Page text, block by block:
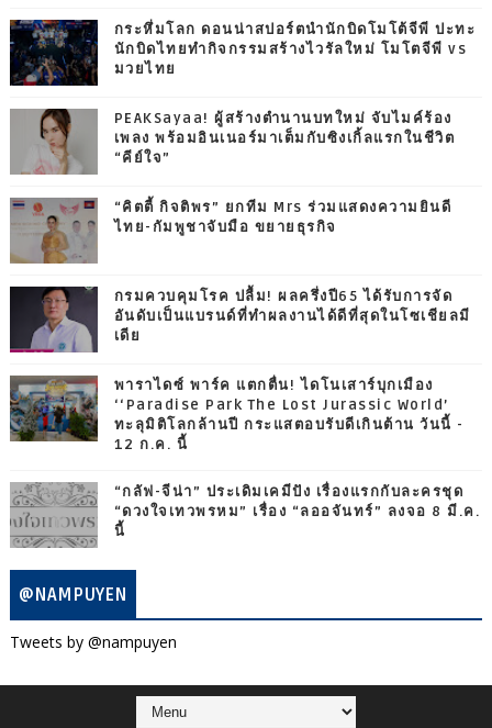
กระหึ่มโลก ดอนน่าสปอร์ตนำนักบิดโมโต้จีพี ปะทะ
นักบิดไทยทำกิจกรรมสร้างไวรัลใหม่ โมโตจีพี vs
มวยไทย
PEAKSayaa! ผู้สร้างตำนานบทใหม่ จับไมค์ร้อง
เพลง พร้อมอินเนอร์มาเต็มกับซิงเกิ้ลแรกในชีวิต
“คีย์ใจ”
“คิตตี้ กิจติพร” ยกทีม Mrs ร่วมแสดงความยินดี
ไทย-กัมพูชาจับมือ ขยายธุรกิจ
กรมควบคุมโรค ปลื้ม! ผลครึ่งปี65 ได้รับการจัด
อันดับเป็นแบรนด์ที่ทำผลงานได้ดีที่สุดในโซเชียลมี
เดีย
พาราไดซ์ พาร์ค แตกตื่น! ไดโนเสาร์บุกเมือง
‘‘Paradise Park The Lost Jurassic World’
ทะลุมิติโลกล้านปี กระแสตอบรับดีเกินต้าน วันนี้ -
12 ก.ค. นี้
“กลัฟ-จีน่า” ประเดิมเคมีปัง เรื่องแรกกับละครชุด
“ดวงใจเทวพรหม” เรื่อง “ลออจันทร์” ลงจอ 8 มี.ค.
นี้
@NAMPUYEN
Tweets by @nampuyen